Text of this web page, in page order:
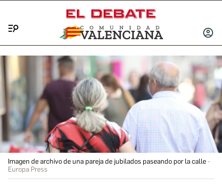
INICIAR
Imagen de archivo de una pareja de jubilados paseando por la calle
Europa Press